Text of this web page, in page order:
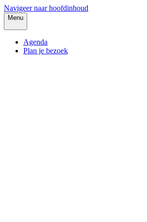
Navigeer naar hoofdinhoud
Menu
Agenda
Plan je bezoek